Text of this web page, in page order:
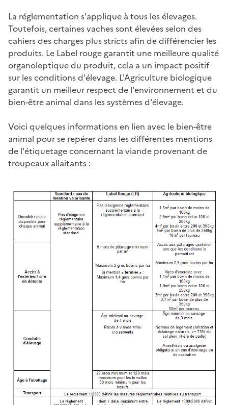
La réglementation s'applique à tous les élevages.
Toutefois, certaines vaches sont élevées selon des
cahiers des charges plus stricts afin de différencier les
produits. Le Label rouge garantit une meilleure qualité
organoleptique du produit, cela a un impact positif
sur les conditions d'élevage. L'Agriculture biologique
garantit un meilleur respect de l'environnement et du
bien-être animal dans les systèmes d'élevage.
Voici quelques informations en lien avec le bien-être
animal pour se repérer dans les différentes mentions
de l'étiquetage concernant la viande provenant de
troupeaux allaitants :